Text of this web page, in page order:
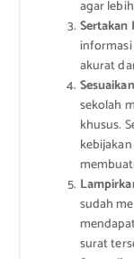
agar
akurat
sekolah
khusus.
sudah
surat